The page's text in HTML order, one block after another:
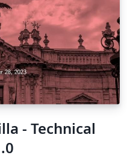
- Technical